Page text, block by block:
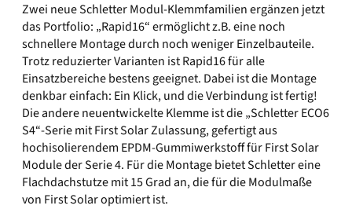
Zwei neue Schletter Modul-Klemmfamilien ergänzen jetzt
das Portfolio: „Rapid16“ ermöglicht z.B. eine noch
schnellere Montage durch noch weniger Einzelbauteile.
Trotz reduzierter Varianten ist Rapid16 für alle
Einsatzbereiche bestens geeignet. Dabei ist die Montage
denkbar einfach: Ein Klick, und die Verbindung ist fertig!
Die andere neuentwickelte Klemme ist die „Schletter ECO6
S4“-Serie mit First Solar Zulassung, gefertigt aus
hochisolierendem EPDM-Gummiwerkstoff für First Solar
Module der Serie 4. Für die Montage bietet Schletter eine
Flachdachstutze mit 15 Grad an, die für die Modulmaße
von First Solar optimiert ist.